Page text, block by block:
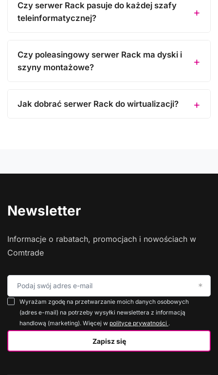
Czy serwer Rack pasuje do każdej szafy
teleinformatycznej?
Czy poleasingowy serwer Rack ma dyski i
szyny montażowe?
Jak dobrać serwer Rack do wirtualizacji?
Newsletter
Informacje o rabatach, promocjach i nowościach w
Comtrade
Podaj swój adres e-mail
Zapisz się
Wyrażam zgodę na przetwarzanie moich danych osobowych
(adres e-mail) na potrzeby wysyłki newslettera z informacją
handlową (marketing). Więcej w polityce prywatności .